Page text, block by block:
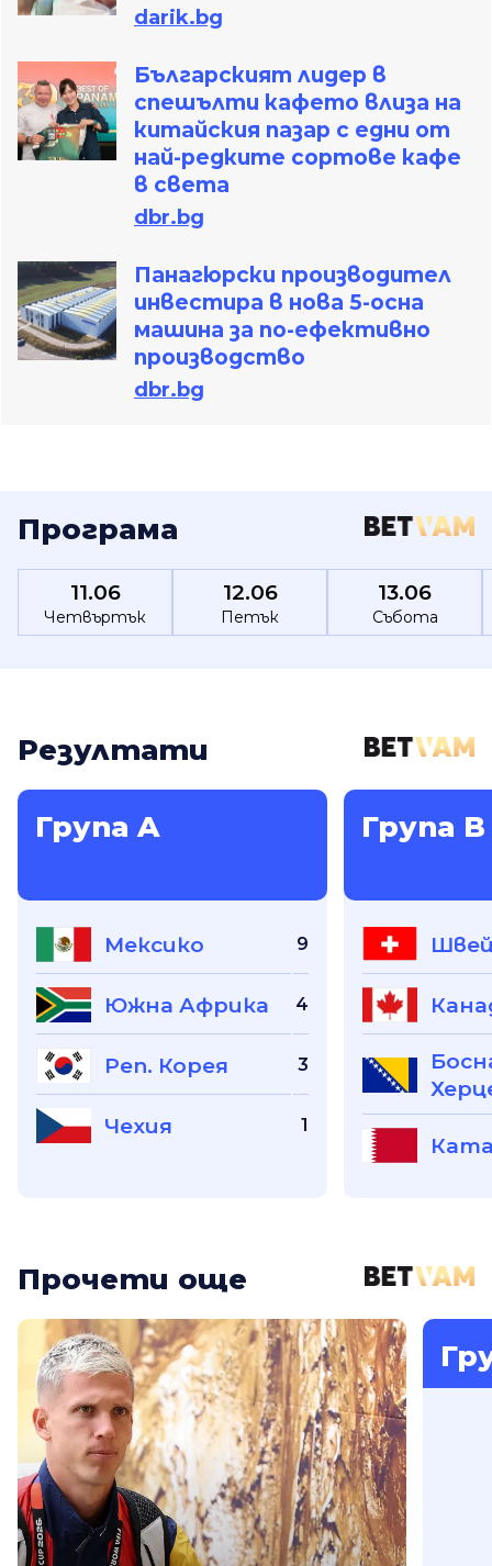
darik.bg
Българският лидер в
спешълти кафето влиза на
китайския пазар с едни от
най-редките сортове кафе
в света
dbr.bg
Панагюрски производител
инвестира в нова 5-осна
машина за по-ефективно
производство
dbr.bg
Програма
11.06
Четвъртък
12.06
Петък
13.06
Събота
Резултати
Група A
Мексико 9
Южна Африка 4
Реп. Корея 3
Чехия 1
Група B
Прочети още